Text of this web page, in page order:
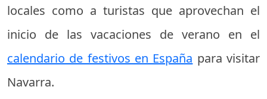
locales como a turistas que aprovechan el
inicio de las vacaciones de verano en el
calendario de festivos en España para visitar
Navarra.